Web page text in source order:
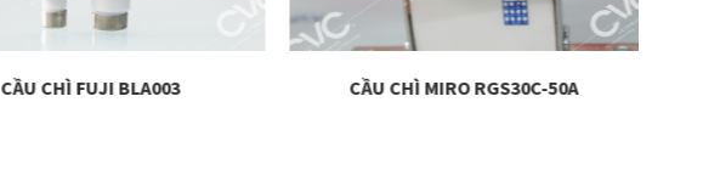
CẦU CHÌ FUJI BLA003 CẦU CHÌ MIRO RGS30C-50A